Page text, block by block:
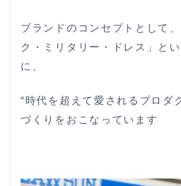
ブランドのコンセプトとして
ク・ミリタリー・ドレス」と
に、
“時代を超えて愛されるプロダ
づくりをおこなっています